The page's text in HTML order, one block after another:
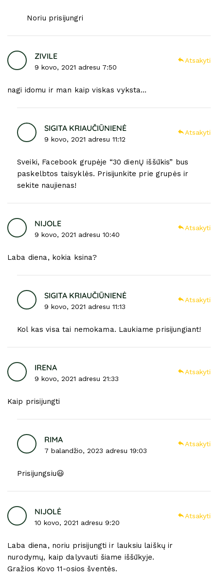
Noriu prisijungri
ZIVILE
9 kovo, 2021 adresu 7:50
Atsakyti
nagi idomu ir man kaip viskas vyksta…
SIGITA KRIAUČIŪNIENĖ
9 kovo, 2021 adresu 11:12
Atsakyti
Sveiki, Facebook grupėje “30 dienŲ iššūkis” bus
paskelbtos taisyklės. Prisijunkite prie grupės ir
sekite naujienas!
NIJOLE
9 kovo, 2021 adresu 10:40
Atsakyti
Laba diena, kokia ksina?
SIGITA KRIAUČIŪNIENĖ
9 kovo, 2021 adresu 11:13
Atsakyti
Kol kas visa tai nemokama. Laukiame prisijungiant!
IRENA
9 kovo, 2021 adresu 21:33
Atsakyti
Kaip prisijungti
RIMA
7 balandžio, 2023 adresu 19:03
Atsakyti
Prisijungsiu😃
NIJOLĖ
10 kovo, 2021 adresu 9:20
Atsakyti
Laba diena, noriu prisijungti ir lauksiu laiškų ir
nurodymų, kaip dalyvauti šiame iššūkyje.
Gražios Kovo 11-osios šventės.